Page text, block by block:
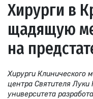
Хирурги в
щадящую
на
Хирурги Клинического
центра Святителя Луки
университета